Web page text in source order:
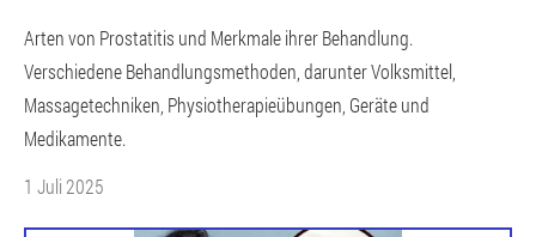
Arten von Prostatitis und Merkmale ihrer Behandlung.
Verschiedene Behandlungsmethoden, darunter Volksmittel,
Massagetechniken, Physiotherapieübungen, Geräte und
Medikamente.
1 Juli 2025